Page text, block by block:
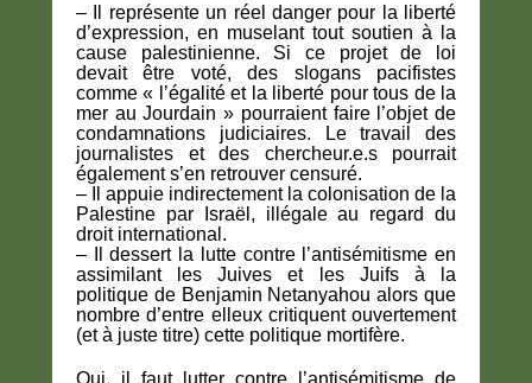
– Il représente un réel danger pour la liberté
d’expression, en muselant tout soutien à la
cause palestinienne. Si ce projet de loi
devait être voté, des slogans pacifistes
comme « l’égalité et la liberté pour tous de la
mer au Jourdain » pourraient faire l’objet de
condamnations judiciaires. Le travail des
journalistes et des chercheur.e.s pourrait
également s’en retrouver censuré.
– Il appuie indirectement la colonisation de la
Palestine par Israël, illégale au regard du
droit international.
– Il dessert la lutte contre l’antisémitisme en
assimilant les Juives et les Juifs à la
politique de Benjamin Netanyahou alors que
nombre d’entre elleux critiquent ouvertement
(et à juste titre) cette politique mortifère.
Oui, il faut lutter contre l’antisémitisme de